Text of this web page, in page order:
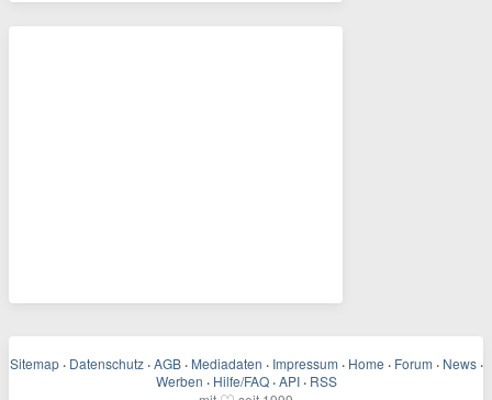
Sitemap · Datenschutz · AGB · Mediadaten · Impressum · Home · Forum · News ·
Werben · Hilfe/FAQ · API · RSS